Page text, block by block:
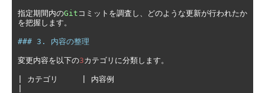
指定期間内のGit コミットを調査し、どのような更新が行われたか
を把握します。
### 3. 内容の整理
変更内容を以下の3カテゴリに分類します。
カテゴリ
内容例